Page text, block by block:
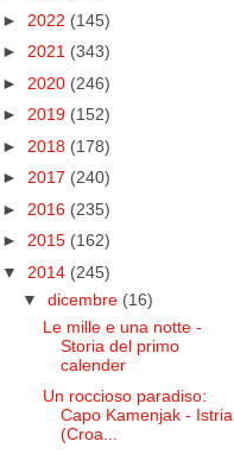
► 2022 (145)
► 2021 (343)
► 2020 (246)
► 2019 (152)
► 2018 (178)
► 2017 (240)
► 2016 (235)
► 2015 (162)
▼ 2014 (245)
▼ dicembre (16)
Le mille e una notte -
Storia del primo
calender
Un roccioso paradiso:
Capo Kamenjak - Istria
(Croa...